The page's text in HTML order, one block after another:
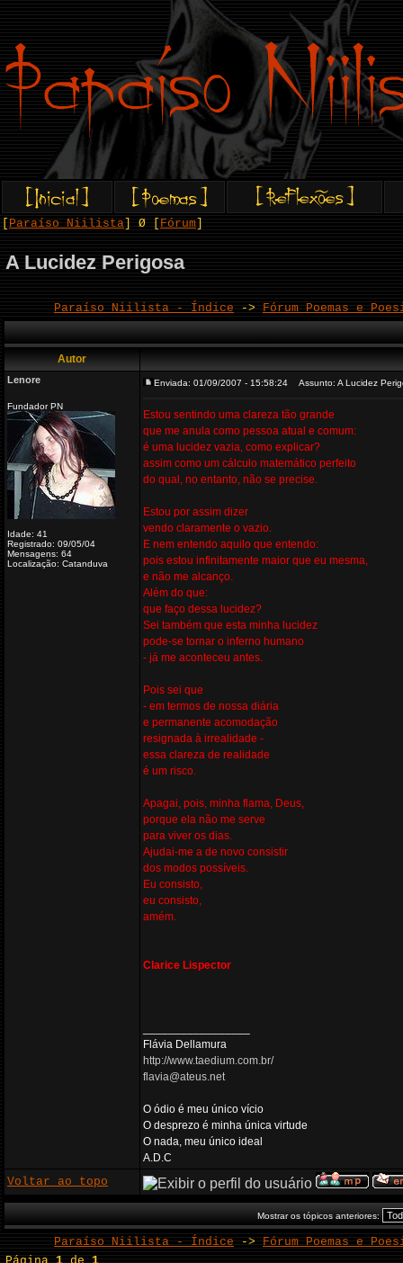
Paraíso Niilista ] Ø [ Fórum
A Lucidez Perigosa
Paraíso Niilista - Índice -> Fórum Poemas e
Autor
Lenore
Fundador PN
Idade: 41
Registrado: 09/05/04
Mensagens: 64
Localização: Catanduva
Enviada: 01/09/2007 - 15:58:24 Assunto: A Lucidez
Estou sentindo uma clareza tão grande
que me anula como pessoa atual e comum:
é uma lucidez vazia, como explicar?
assim como um cálculo matemático perfeito
do qual, no entanto, não se precise.
Estou por assim dizer
vendo claramente o vazio.
E nem entendo aquilo que entendo:
pois estou infinitamente maior que eu mesma,
e não me alcanço.
Além do que:
que faço dessa lucidez?
Sei também que esta minha lucidez
pode-se tornar o inferno humano
- já me aconteceu antes.
Pois sei que
- em termos de nossa diária
e permanente acomodação
resignada à irrealidade -
essa clareza de realidade
é um risco.
Apagai, pois, minha flama, Deus,
porque ela não me serve
para viver os dias.
Ajudai-me a de novo consistir
dos modos possíveis.
Eu consisto,
eu consisto,
amém.
Clarice Lispector
Flávia Dellamura
http://www.taedium.com.br/
flavia@ateus.net
O ódio é meu único vício
O desprezo é minha única virtude
O nada, meu único ideal
A.D.C
Voltar ao topo
Mostrar os tópicos anteriores:
Paraíso Niilista - Índice -> Fórum Poemas e